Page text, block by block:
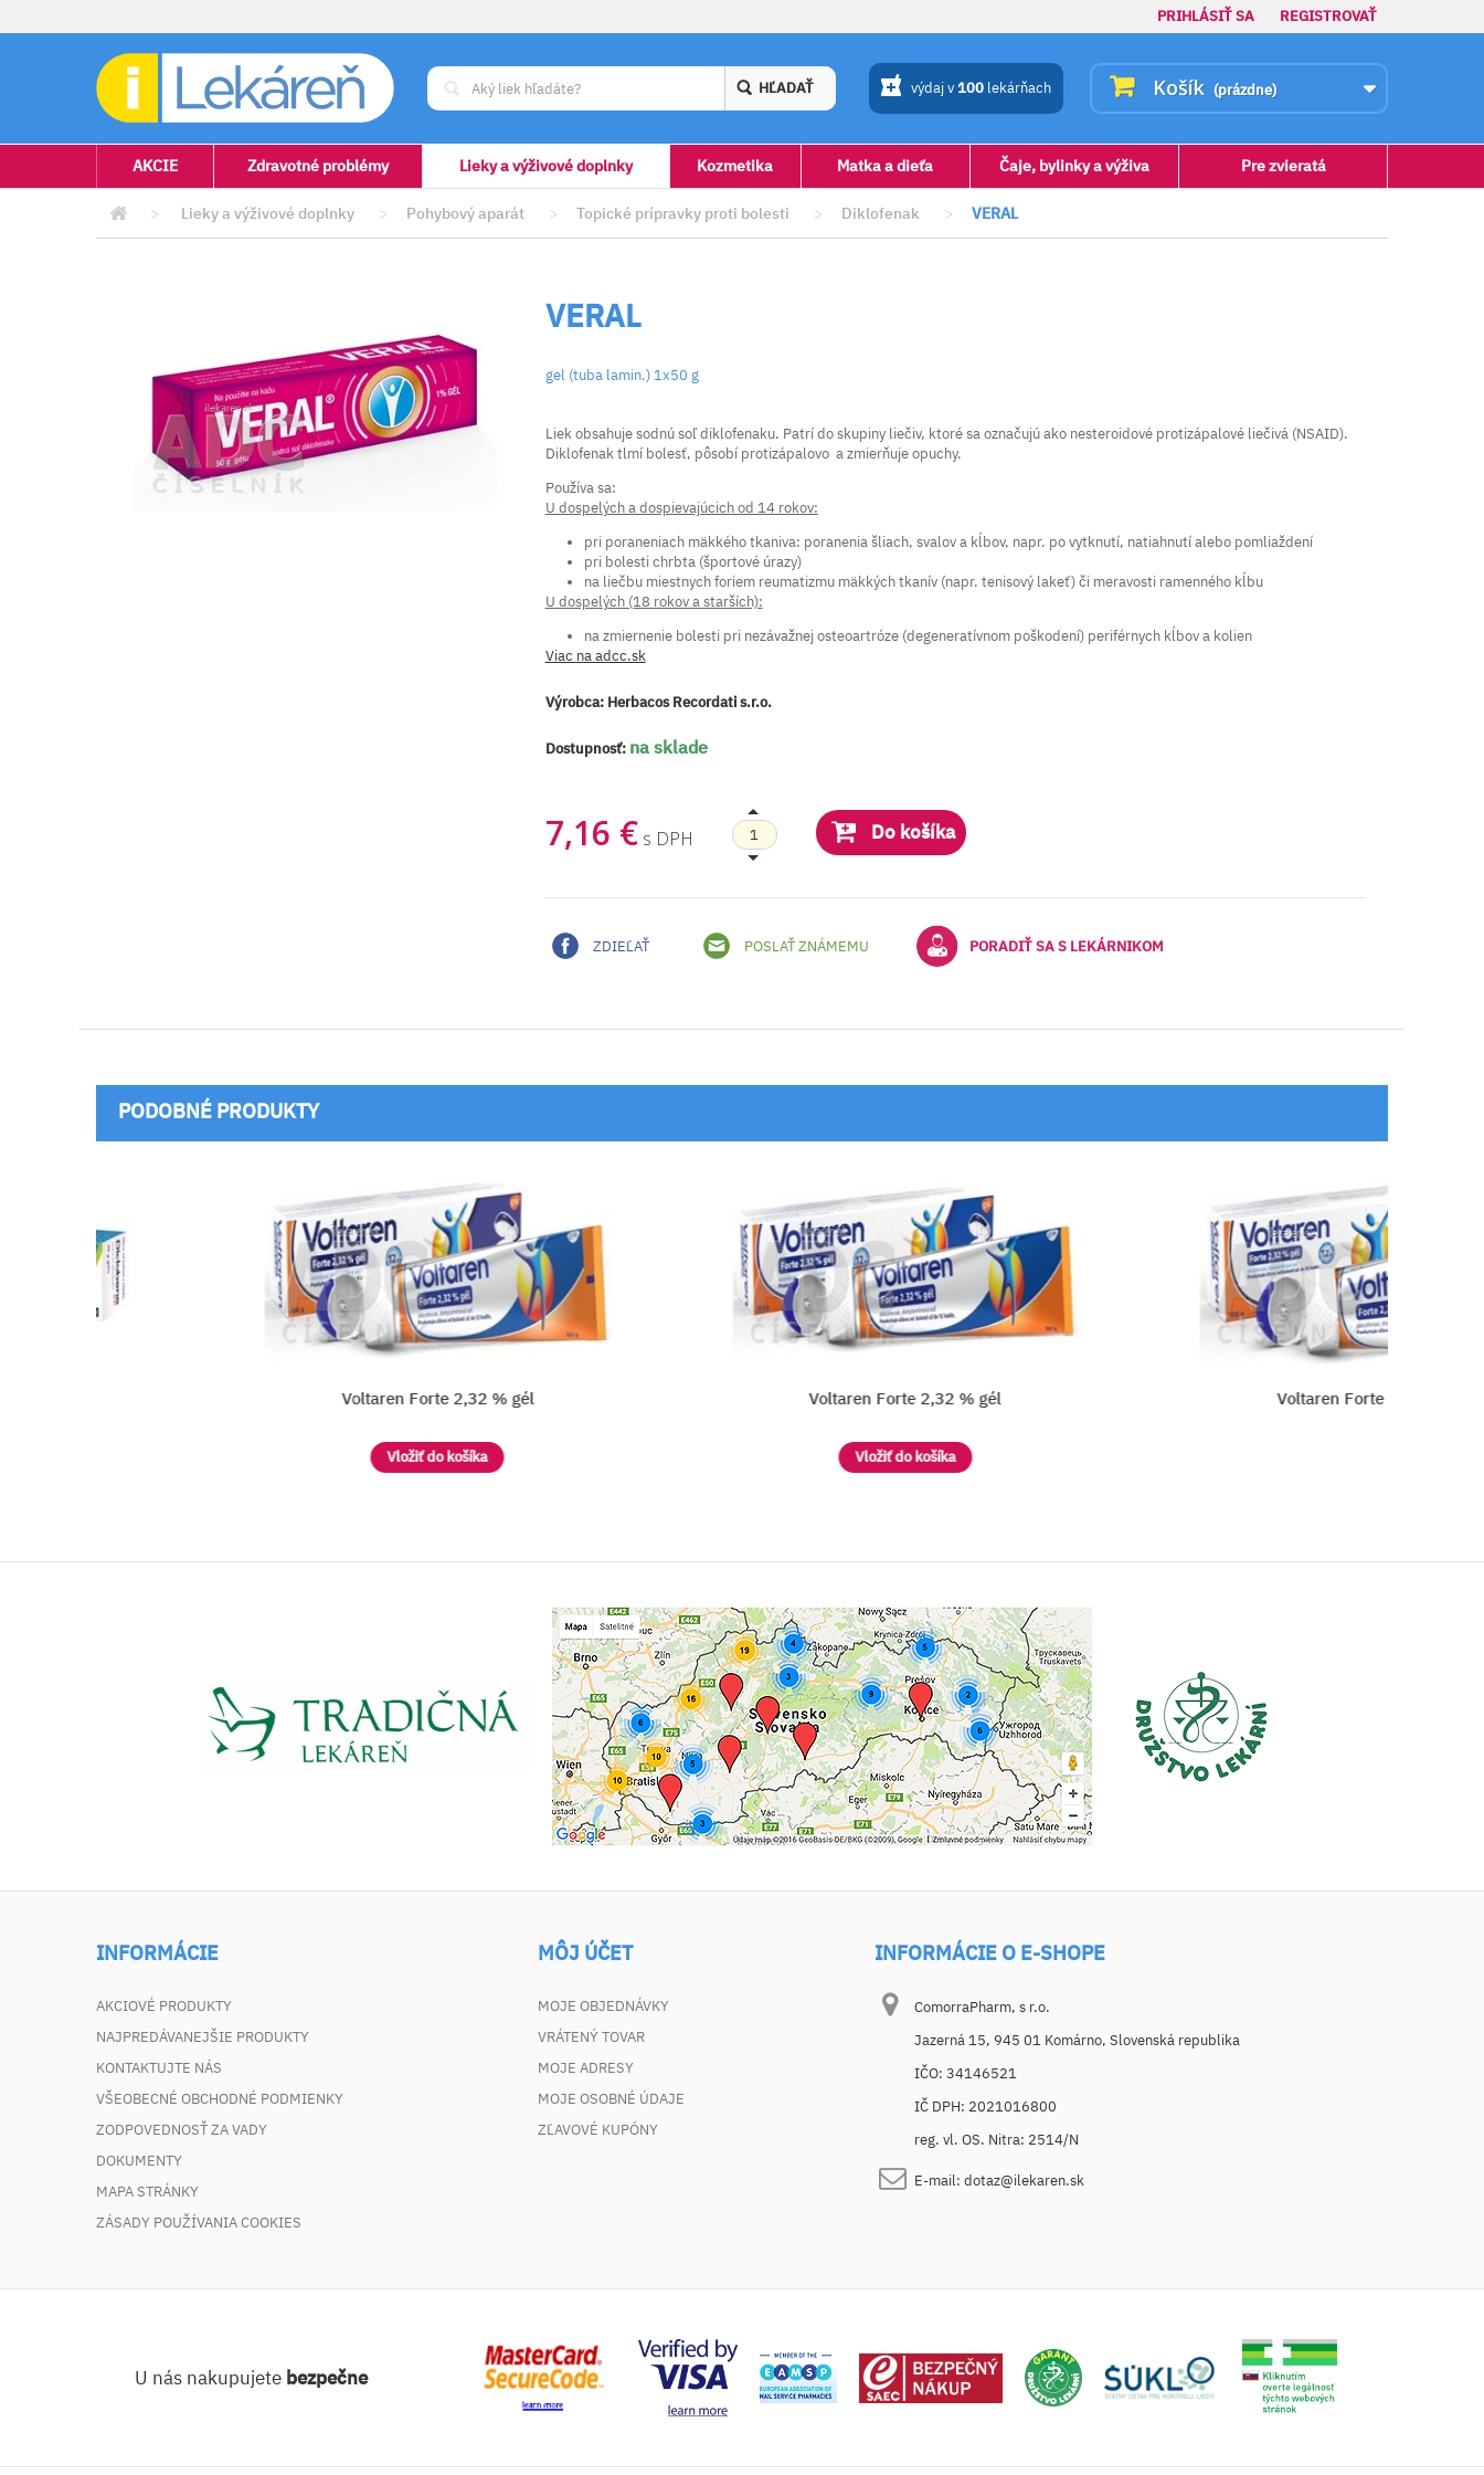
PRIHLÁSIŤ SA REGISTROVAŤ
Košík (prázdne)
HĽADAŤ výdaj v100 lekárňach
AKCIE Zdravotné problémy Lieky a výživové doplnky Kozmetika Matka a dieťa Čaje, bylinky a výživa Pre zvieratá
> Lieky a výživové doplnky > Pohybový aparát > Topické prípravky proti bolesti > Diklofenak > VERAL
VERAL
gel (tuba lamin.) 1x50 g
Liek obsahuje sodnú soľ diklofenaku. Patrí do skupiny liečiv, ktoré sa označujú ako nesteroidové protizápalové liečivá (NSAID).
Diklofenak tlmí bolesť, pôsobí protizápalovo a zmierňuje opuchy.
Používa sa:
U dospelých a dospievajúcich od 14 rokov:
pri poraneniach mäkkého tkaniva: poranenia šliach, svalov a kĺbov, napr. po vytknutí, natiahnutí alebo pomliaždení
pri bolesti chrbta (športové úrazy)
na liečbu miestnych foriem reumatizmu mäkkých tkanív (napr. tenisový lakeť) či meravosti ramenného kĺbu
U dospelých (18 rokov a starších):
na zmiernenie bolesti pri nezávažnej osteoartróze (degeneratívnom poškodení) periférnych kĺbov a kolien
Viac na adcc.sk
Výrobca: Herbacos Recordati s.r.o.
Dostupnosť: na sklade
7,16 € s DPH Do košíka
ZDIEĽAŤ POSLAŤ ZNÁMEMU PORADIŤ SA S LEKÁRNIKOM
PODOBNÉ PRODUKTY
Voltaren Forte 2,32 % gél
Vložiť do košíka
Voltaren Forte 2,32 % gél
Vložiť do košíka
Voltaren Forte 2,32 % gél
INFORMÁCIE
AKCIOVÉ PRODUKTY
NAJPREDÁVANEJŠIE PRODUKTY
KONTAKTUJTE NÁS
VŠEOBECNÉ OBCHODNÉ PODMIENKY
ZODPOVEDNOSŤ ZA VADY
DOKUMENTY
MAPA STRÁNKY
ZÁSADY POUŽÍVANIA COOKIES
MÔJ ÚČET
MOJE OBJEDNÁVKY
VRÁTENÝ TOVAR
MOJE ADRESY
MOJE OSOBNÉ ÚDAJE
ZĽAVOVÉ KUPÓNY
INFORMÁCIE O E-SHOPE
ComorraPharm, s r.o.
Jazerná 15, 945 01 Komárno, Slovenská republika
IČO: 34146521
IČ DPH: 2021016800
reg. vl. OS. Nitra: 2514/N
E-mail: dotaz@ilekaren.sk
U nás nakupujete bezpečne